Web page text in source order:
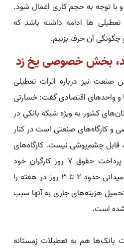
با توجه به حجم کاری اعمال شود.
تعطیلی ها ادامه داشته باشد که
آن حرف بزنیم.
بخش خصوصی یخ زد
صنعت نیز درباره اثرات تعطیلی
و واحدهای اقتصادی گفت: خسارتی
کشور به ویژه شبکه بانکی در
کارگاه‌های صنعتی است در کنار
قابل چشم‌پوشی نیست. کارگاه‌های
صنعتی در حالی موظف به پرداخت حقوق 7 روز کارگران خود
هستند که طبق گزارش‌های میدانی حدود 2 تا 3 روز در هفته را
هزینه‌های جاری به آنها سبب
شده است.
بانک‌ها هم به تعطیلات زمستانه